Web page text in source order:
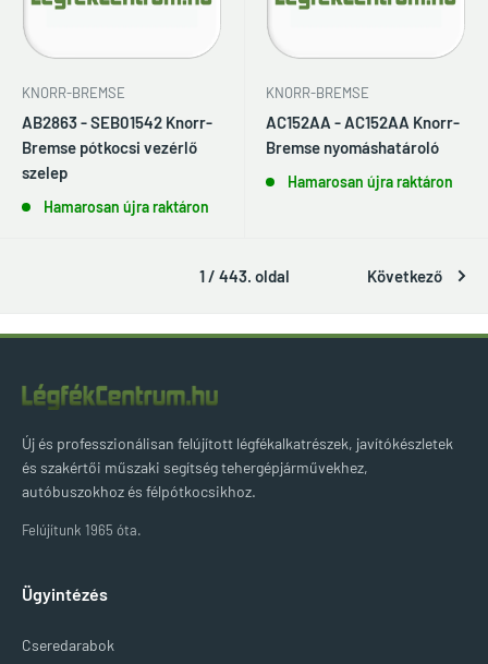
KNORR-BREMSE
AB2863 - SEB01542 Knorr-
Bremse pótkocsi vezérlő
szelep
Hamarosan újra raktáron
KNORR-BREMSE
AC152AA - AC152AA Knorr-
Bremse nyomáshatároló
Hamarosan újra raktáron
1 / 443. oldal Következő
Új és professzionálisan felújított légfékalkatrészek, javítókészletek
és szakértői műszaki segítség tehergépjárművekhez,
autóbuszokhoz és félpótkocsikhoz.
Felújítunk 1965 óta.
Ügyintézés
Cseredarabok